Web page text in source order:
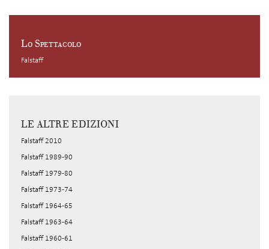
Lo Spettacolo
Falstaff
LE ALTRE EDIZIONI
Falstaff 2010
Falstaff 1989-90
Falstaff 1979-80
Falstaff 1973-74
Falstaff 1964-65
Falstaff 1963-64
Falstaff 1960-61